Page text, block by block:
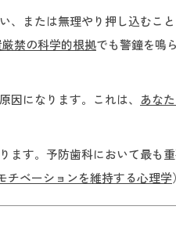
、または無理やり押し込むこ
禁の科学的根拠でも警鐘を鳴
になります。これは、 あな
ます。予防歯科において最も
チベーションを維持する心理学